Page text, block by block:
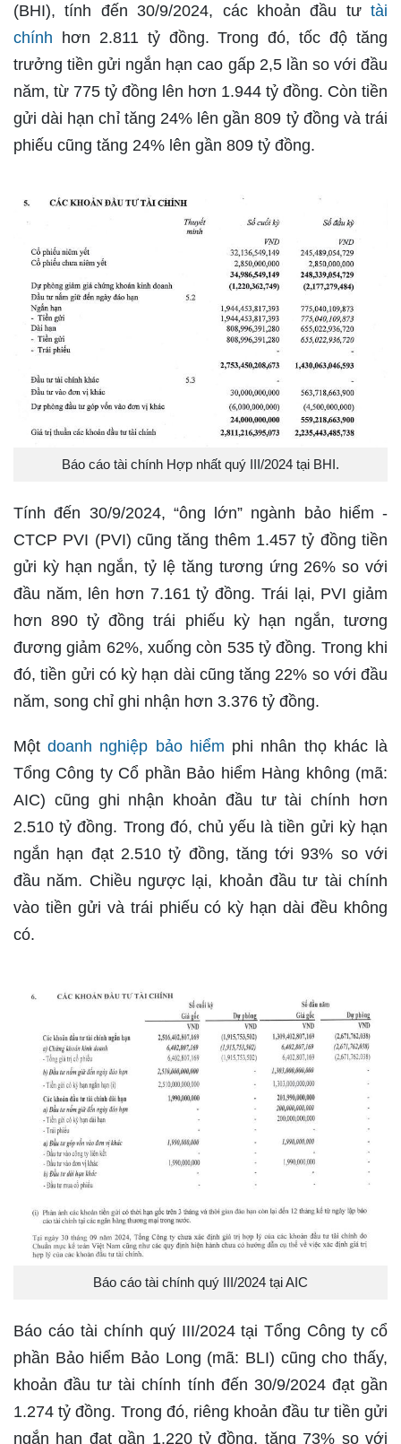
(BHI), tính đến 30/9/2024, các khoản đầu tư tài
chính hơn 2.811 tỷ đồng. Trong đó, tốc độ tăng
trưởng tiền gửi ngắn hạn cao gấp 2,5 lần so với đầu
năm, từ 775 tỷ đồng lên hơn 1.944 tỷ đồng. Còn tiền
gửi dài hạn chỉ tăng 24% lên gần 809 tỷ đồng và trái
phiếu cũng tăng 24% lên gần 809 tỷ đồng.
Báo cáo tài chính Hợp nhất quý III/2024 tại BHI.
Tính đến 30/9/2024, “ông lớn” ngành bảo hiểm -
CTCP PVI (PVI) cũng tăng thêm 1.457 tỷ đồng tiền
gửi kỳ hạn ngắn, tỷ lệ tăng tương ứng 26% so với
đầu năm, lên hơn 7.161 tỷ đồng. Trái lại, PVI giảm
hơn 890 tỷ đồng trái phiếu kỳ hạn ngắn, tương
đương giảm 62%, xuống còn 535 tỷ đồng. Trong khi
đó, tiền gửi có kỳ hạn dài cũng tăng 22% so với đầu
năm, song chỉ ghi nhận hơn 3.376 tỷ đồng.
Mộtdoanh nghiệp bảo hiểm phi nhân thọ khác là
Tổng Công ty Cổ phần Bảo hiểm Hàng không (mã:
AIC) cũng ghi nhận khoản đầu tư tài chính hơn
2.510 tỷ đồng. Trong đó, chủ yếu là tiền gửi kỳ hạn
ngắn hạn đạt 2.510 tỷ đồng, tăng tới 93% so với
đầu năm. Chiều ngược lại, khoản đầu tư tài chính
vào tiền gửi và trái phiếu có kỳ hạn dài đều không
có.
Báo cáo tài chính quý III/2024 tại AIC
Báo cáo tài chính quý III/2024 tại Tổng Công ty cổ
phần Bảo hiểm Bảo Long (mã: BLI) cũng cho thấy,
khoản đầu tư tài chính tính đến 30/9/2024 đạt gần
1.274 tỷ đồng. Trong đó, riêng khoản đầu tư tiền gửi
ngắn hạn đạt gần 1.220 tỷ đồng, tăng 73% so với